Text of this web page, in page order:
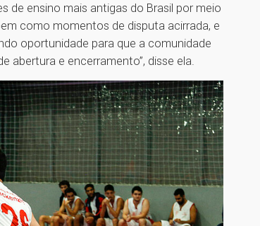
de ensino mais antigas do Brasil por meio
como momentos de disputa acirrada, e
oportunidade para que a comunidade
abertura e encerramento”, disse ela.